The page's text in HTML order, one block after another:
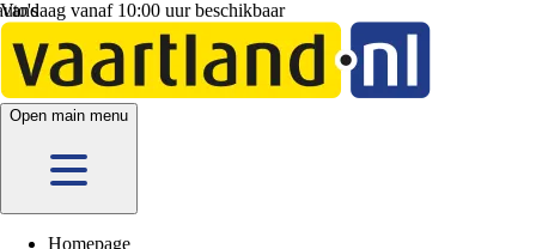
Vandaag vanaf 10:00 uur beschikbaar
Open main menu
Homepage